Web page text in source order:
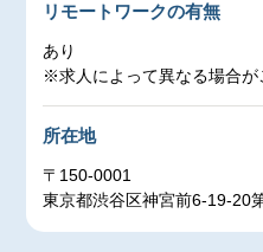
株式会社KADOKAWA
KDDI株式会社
ランサーズ株式会社
株式会社レオパレス２１
株式会社パーソルプロセス＆
株式会社BIZREACH
リモートワークの有無
あり
※求人によって異なる場合が
所在地
〒150-0001
東京都渋谷区神宮前6-19-20